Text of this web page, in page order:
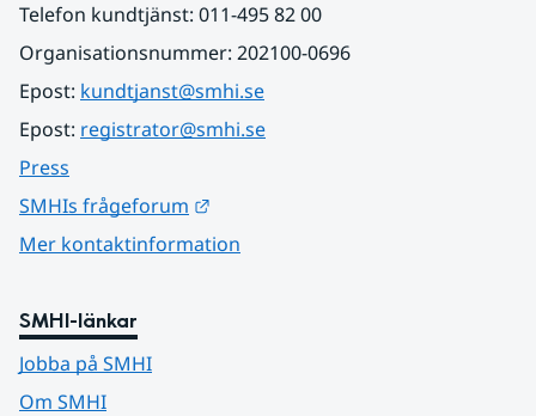
Telefon kundtjänst: 011-495 82 00
Organisationsnummer: 202100-0696
Epost: kundtjanst@smhi.se
Epost: registrator@smhi.se
Press
SMHIs frågeforum
Mer kontaktinformation
SMHI-länkar
Jobba på SMHI
Om SMHI